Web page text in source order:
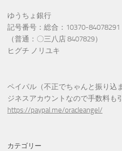
ゆうちょ銀行
記号番号：総合：10370-84078291
（普通：〇三八店 8407829）
ヒグチ ノリユキ
ペイパル（不正でちゃんと振り込
ジネスアカウントなので手数料も
https://paypal.me/oracleangel/
カテゴリー